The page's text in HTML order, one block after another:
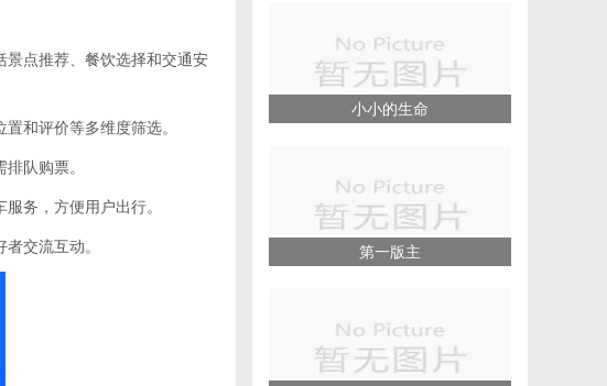
景点推荐、餐饮选择和交通安
和评价等多维度筛选。
队购票。
务，方便用户出行。
交流互动。
小小的生命
第一版主